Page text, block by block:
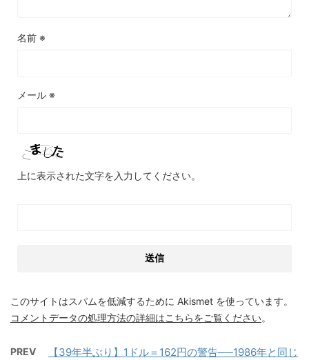
名前 ※
メール ※
上に表示された文字を入力してください。
このサイトはスパムを低減するために Akismet を使っています。
コメントデータの処理方法の詳細はこちらをご覧ください。
PREV
【39年半ぶり】1ドル＝162円の警告──1986年と同じ